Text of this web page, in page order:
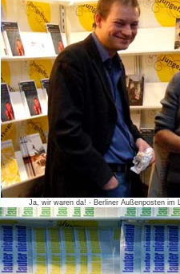
Ja, wir waren da! - Berliner Außenposten im